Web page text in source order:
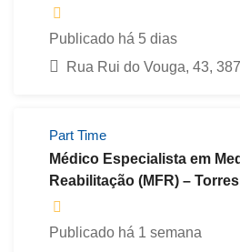
Publicado há 5 dias
Rua Rui do Vouga, 43,
Part Time
Médico Especialista em
Reabilitação (MFR) –
Publicado há 1 semana